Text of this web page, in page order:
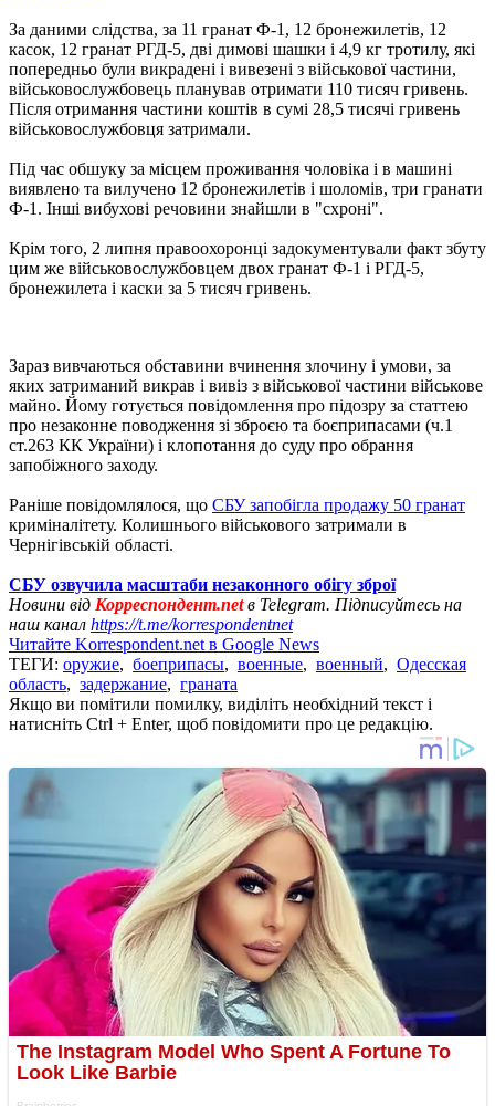
За даними слідства, за 11 гранат Ф-1, 12 бронежилетів, 12
касок, 12 гранат РГД-5, дві димові шашки і 4,9 кг тротилу, які
попередньо були викрадені і вивезені з військової частини,
військовослужбовець планував отримати 110 тисяч гривень.
Після отримання частини коштів в сумі 28,5 тисячі гривень
військовослужбовця затримали.
Під час обшуку за місцем проживання чоловіка і в машині
виявлено та вилучено 12 бронежилетів і шоломів, три гранати
Ф-1. Інші вибухові речовини знайшли в "схроні".
Крім того, 2 липня правоохоронці задокументували факт збуту
цим же військовослужбовцем двох гранат Ф-1 і РГД-5,
бронежилета і каски за 5 тисяч гривень.
Зараз вивчаються обставини вчинення злочину і умови, за
яких затриманий викрав і вивіз з військової частини військове
майно. Йому готується повідомлення про підозру за статтею
про незаконне поводження зі зброєю та боєприпасами (ч.1
ст.263 КК України) і клопотання до суду про обрання
запобіжного заходу.
Раніше повідомлялося, що СБУ запобігла продажу 50 гранат
криміналітету. Колишнього військового затримали в
Чернігівській області.
СБУ озвучила масштаби незаконного обігу зброї
Новини від Корреспондент.netв Telegram. Підписуйтесь на
наш канал https://t.me/korrespondentnet
Читайте Korrespondent.net в Google News
ТЕГИ: оружие, боеприпасы, военные, военный, Одесская
область, задержание, граната
Якщо ви помітили помилку, виділіть необхідний текст і
натисніть Ctrl + Enter, щоб повідомити про це редакцію.